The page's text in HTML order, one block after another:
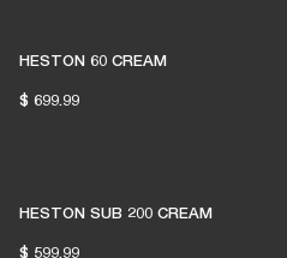
HESTON 60 CREAM
$ 699.99
HESTON SUB 200 CREAM
$ 599.99